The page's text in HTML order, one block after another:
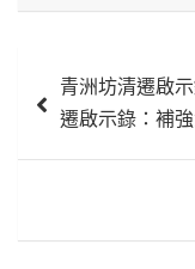
章
青洲坊清遷啟
遷啟示錄：補